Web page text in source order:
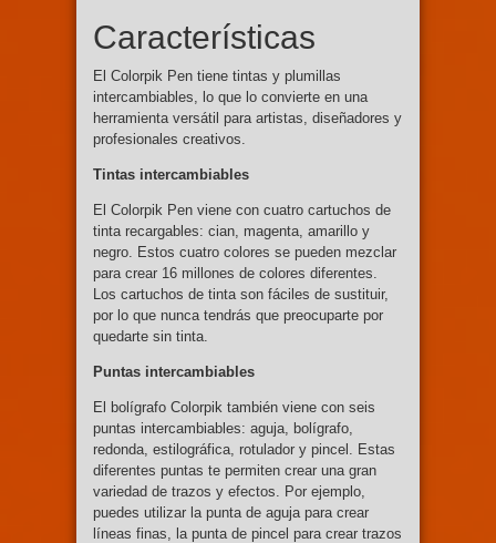
Características
El Colorpik Pen tiene tintas y plumillas
intercambiables, lo que lo convierte en una
herramienta versátil para artistas, diseñadores y
profesionales creativos.
Tintas intercambiables
El Colorpik Pen viene con cuatro cartuchos de
tinta recargables: cian, magenta, amarillo y
negro. Estos cuatro colores se pueden mezclar
para crear 16 millones de colores diferentes.
Los cartuchos de tinta son fáciles de sustituir,
por lo que nunca tendrás que preocuparte por
quedarte sin tinta.
Puntas intercambiables
El bolígrafo Colorpik también viene con seis
puntas intercambiables: aguja, bolígrafo,
redonda, estilográfica, rotulador y pincel. Estas
diferentes puntas te permiten crear una gran
variedad de trazos y efectos. Por ejemplo,
puedes utilizar la punta de aguja para crear
líneas finas, la punta de pincel para crear trazos